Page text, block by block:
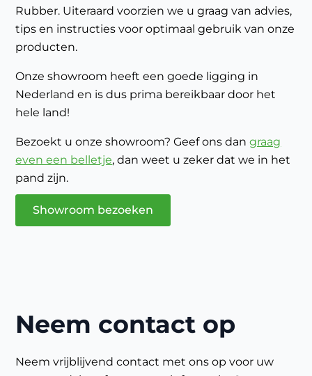
Rubber. Uiteraard voorzien we u graag van advies,
tips en instructies voor optimaal gebruik van onze
producten.
Onze showroom heeft een goede ligging in
Nederland en is dus prima bereikbaar door het
hele land!
Bezoekt u onze showroom? Geef ons dangraag
even een belletje, dan weet u zeker dat we in het
pand zijn.
Showroom bezoeken
Neem contact op
Neem vrijblijvend contact met ons op voor uw